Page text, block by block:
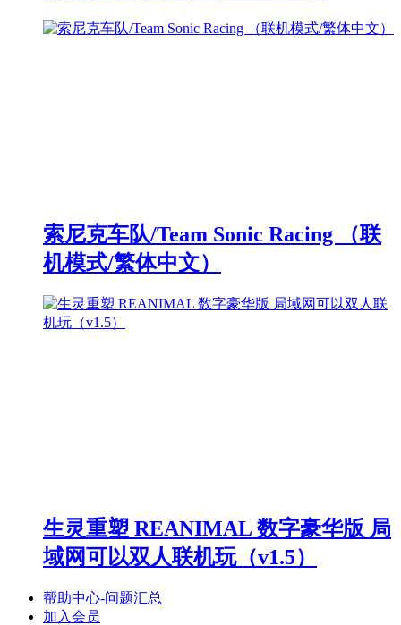
索尼克车队/Team Sonic Racing （联
机模式/繁体中文）
生灵重塑 REANIMAL 数字豪华版 局
域网可以双人联机玩（v1.5）
帮助中心-问题汇总
加入会员